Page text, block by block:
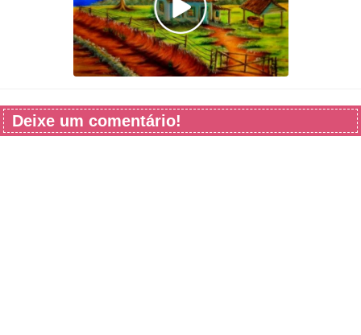
Deixe um comentário!